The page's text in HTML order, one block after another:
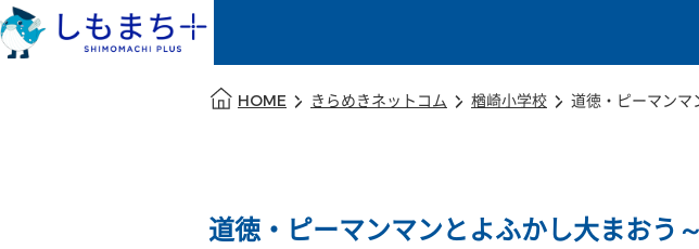
HOME きらめきネットコム 楢崎小学校 道徳・ピーマンマ
道徳・ピーマンマンとよふかし大まおう